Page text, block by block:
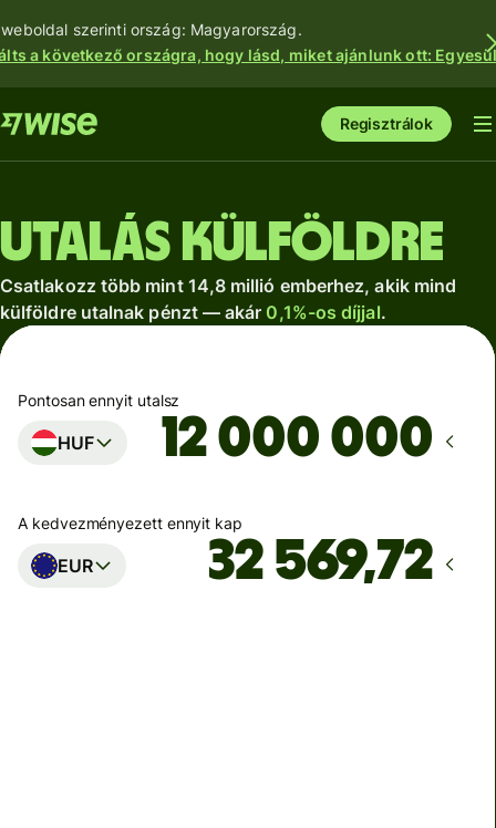
szerinti ország: Magyarország.
a következő országra, hogy lásd, miket ajánlunk ott:
Regisztrálok
Utalás külföldre
Csatlakozz több mint 14,8 millió emberhez, akik mind
külföldre utalnak pénzt — akár 0,1%-os díjjal.
Pontosan ennyit utalsz
HUF
A kedvezményezett ennyit kap
EUR